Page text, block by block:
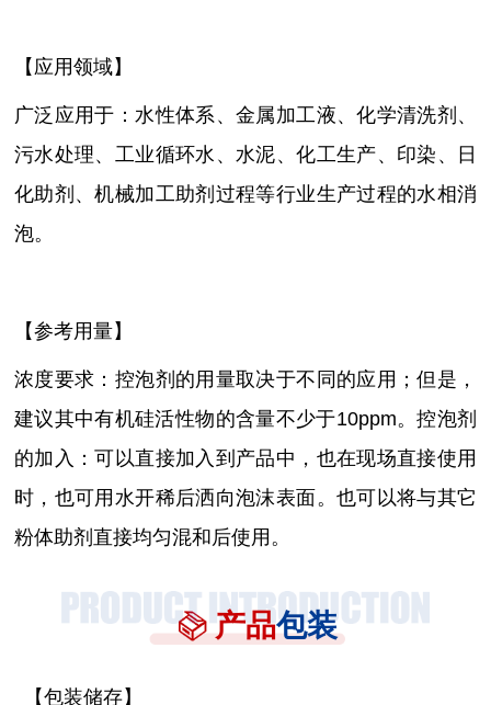
【应用领域】
广泛应用于：水性体系、金属加工液、化学清洗剂、
污水处理、工业循环水、水泥、化工生产、印染、日
化助剂、机械加工助剂过程等行业生产过程的水相消
泡。
【参考用量】
浓度要求：控泡剂的用量取决于不同的应用；但是，
建议其中有机硅活性物的含量不少于10ppm。控泡剂
的加入：可以直接加入到产品中，也在现场直接使用
时，也可用水开稀后洒向泡沫表面。也可以将与其它
粉体助剂直接均匀混和后使用。
产品包装
【包装储存】